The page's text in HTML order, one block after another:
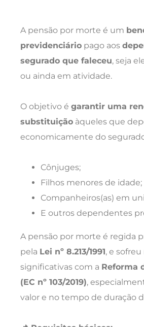
A pensão por morte é um
previdenciário pago aos
segurado que faleceu, seja
ou ainda em atividade.
O objetivo é garantir uma
substituição àqueles que
economicamente do
Cônjuges;
Filhos menores de idade;
Companheiros(as) em
E outros dependentes
A pensão por morte é regida
pela Lei nº 8.213/1991, e
significativas com a Reforma
(EC nº 103/2019),
valor e no tempo de duração